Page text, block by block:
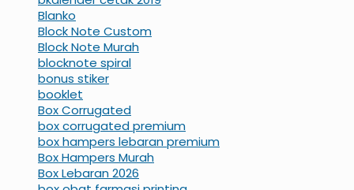
Blanko
Block Note Custom
Block Note Murah
blocknote spiral
bonus stiker
booklet
Box Corrugated
box corrugated premium
box hampers lebaran premium
Box Hampers Murah
Box Lebaran 2026